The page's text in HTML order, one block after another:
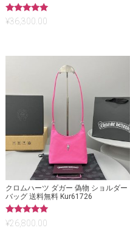
5段階中
5.00
¥36,300.00
クロムハーツ ダガー 偽物 ショルダー
バッグ 送料無料 Kur61726
5段階中
5.00
¥26,800.00